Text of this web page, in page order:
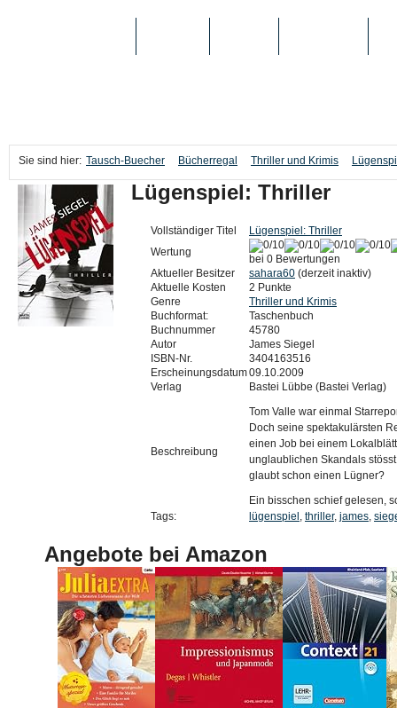
Sie sind hier: Tausch-Buecher Bücherregal Thriller und Krimis
Lügenspiel: Thriller
Vollständiger Titel
Lügenspiel: Thriller
Wertung
bei 0 Bewertungen
Aktueller Besitzer
sahara60 (derzeit inaktiv)
Aktuelle Kosten
2 Punkte
Genre
Thriller und Krimis
Buchformat:
Taschenbuch
Buchnummer
45780
Autor
James Siegel
ISBN-Nr.
3404163516
Erscheinungsdatum09.10.2009
Verlag
Bastei Lübbe (Bastei Verlag)
Beschreibung
Tom Valle war einmal
Doch seine spektakulärsten
einen Job bei einem
unglaublichen Skandals
glaubt schon einen Lügner?
Ein bisschen schief gelesen,
Tags:
lügenspiel , thriller, james,
Angebote bei Amazon